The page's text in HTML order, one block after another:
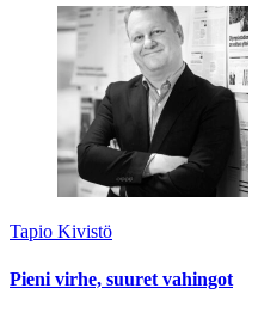
Tapio Kivistö
Pieni virhe, suuret vahingot